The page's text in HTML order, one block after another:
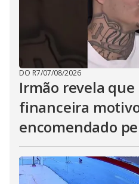
DO R7/07/08/2026
Irmão revela
financeira
encomendado